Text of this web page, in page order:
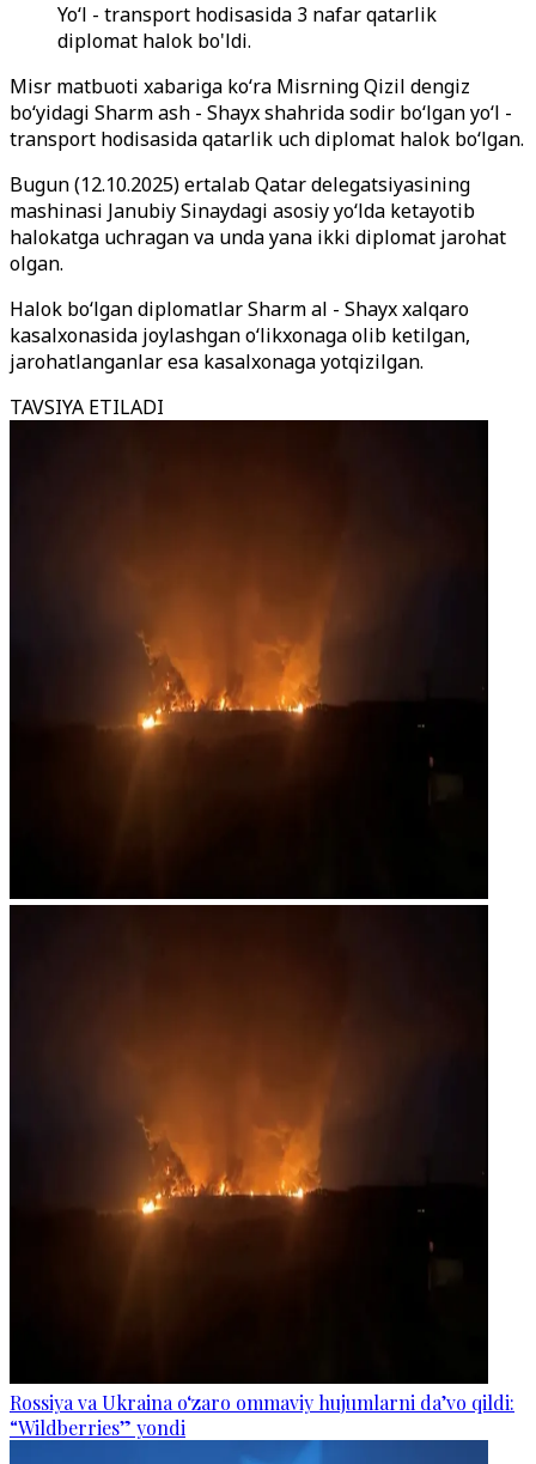
Yo‘l - transport hodisasida 3 nafar qatarlik
diplomat halok bo'ldi.
Misr matbuoti xabariga ko‘ra Misrning Qizil dengiz
bo‘yidagi Sharm ash - Shayx shahrida sodir bo‘lgan yo‘l -
transport hodisasida qatarlik uch diplomat halok bo‘lgan.
Bugun (12.10.2025) ertalab Qatar delegatsiyasining
mashinasi Janubiy Sinaydagi asosiy yo‘lda ketayotib
halokatga uchragan va unda yana ikki diplomat jarohat
olgan.
Halok bo‘lgan diplomatlar Sharm al - Shayx xalqaro
kasalxonasida joylashgan o‘likxonaga olib ketilgan,
jarohatlanganlar esa kasalxonaga yotqizilgan.
TAVSIYA ETILADI
Rossiya va Ukraina o‘zaro ommaviy hujumlarni da’vo qildi:
“Wildberries” yondi